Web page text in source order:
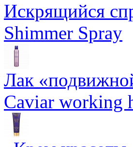
Искрящийся
Shimmer Spray
Лак
Caviar working